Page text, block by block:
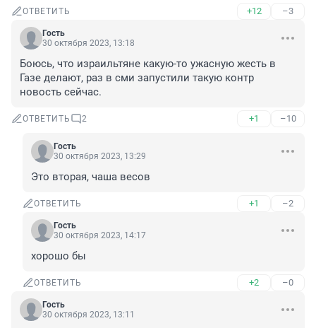
ОТВЕТИТЬ +12 –3
Гость
30 октября 2023, 13:18
Боюсь, что израильтяне какую-то ужасную жесть в
Газе делают, раз в сми запустили такую контр
новость сейчас.
ОТВЕТИТЬ 2 +1 –10
Гость
30 октября 2023, 13:29
Это вторая, чаша весов
ОТВЕТИТЬ +1 –2
Гость
30 октября 2023, 14:17
хорошо бы
ОТВЕТИТЬ +2 –0
Гость
30 октября 2023, 13:11